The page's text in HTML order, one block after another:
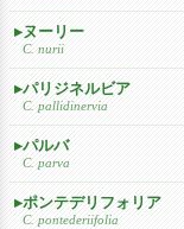
ヌーリー
C. nurii
パリジネルビア
C. pallidinervia
パルバ
C. parva
ポンテデリフォリア
C. pontederiifolia